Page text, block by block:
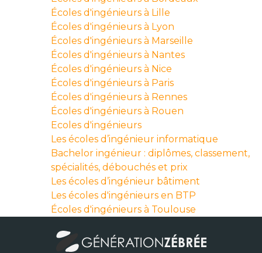
Écoles d'ingénieurs à Lille
Écoles d'ingénieurs à Lyon
Écoles d'ingénieurs à Marseille
Écoles d'ingénieurs à Nantes
Écoles d'ingénieurs à Nice
Écoles d'ingénieurs à Paris
Écoles d'ingénieurs à Rennes
Écoles d'ingénieurs à Rouen
Ecoles d'ingénieurs
Les écoles d’ingénieur informatique
Bachelor ingénieur : diplômes, classement,
spécialités, débouchés et prix
Les écoles d’ingénieur bâtiment
Les écoles d'ingénieurs en BTP
Écoles d'ingénieurs à Toulouse